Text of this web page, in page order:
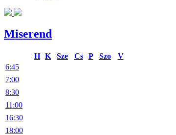
Miserend
H K Sze Cs P Szo
V
6:45
7:00
8:30
11:00
16:30
18:00